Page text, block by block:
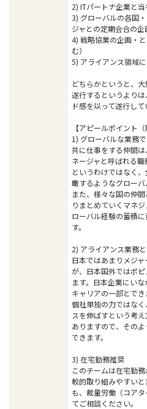
2) ITパートナ企業と
3) グローバルの各国
ジャとの定期会合の企
4) 戦略協業の企画・
む）
5) アライアンス領域
どちらかというと、
遂行するというより
ド感を以って遂行して
【アピールポイント（
1) グローバルな業務
共に仕事をする仲間
ネージャと呼ばれる
というわけではなく
瞰するようなグローバ
また、様々な国の仲
りまとめていくマネ
ローバル経験の蓄積
す。
2) アライアンス業務
日本ではあまりメジ
が、日本国外ではポ
ます。日本企業にい
キャリアの一部とでき
個社単独の力ではな
スを伸ばすという考
ありますので、その
できます。
3) 在宅勤務推奨
このチームは在宅勤
較的取り組みやすい
も、裁量労働（コア
てご相談ください。